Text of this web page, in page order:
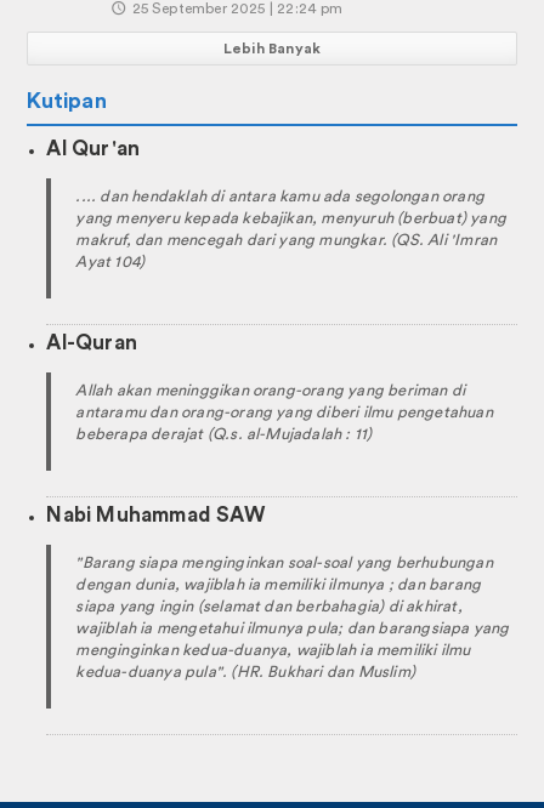
🕔 25 September 2025 | 22:24 pm
Lebih Banyak
Kutipan
Al Qur'an
.... dan hendaklah di antara kamu ada segolongan orang
yang menyeru kepada kebajikan, menyuruh (berbuat) yang
makruf, dan mencegah dari yang mungkar. (QS. Ali 'Imran
Ayat 104)
Al-Quran
Allah akan meninggikan orang-orang yang beriman di
antaramu dan orang-orang yang diberi ilmu pengetahuan
beberapa derajat (Q.s. al-Mujadalah : 11)
Nabi Muhammad SAW
"Barang siapa menginginkan soal-soal yang berhubungan
dengan dunia, wajiblah ia memiliki ilmunya ; dan barang
siapa yang ingin (selamat dan berbahagia) di akhirat,
wajiblah ia mengetahui ilmunya pula; dan barangsiapa yang
menginginkan kedua-duanya, wajiblah ia memiliki ilmu
kedua-duanya pula". (HR. Bukhari dan Muslim)